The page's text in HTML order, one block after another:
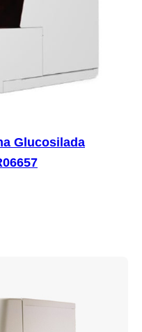
Glucosilada